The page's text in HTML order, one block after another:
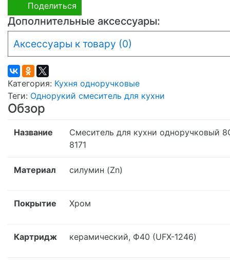
Поделиться
Дополнительные аксессуары:
Аксессуары к товару (0)
Категория: Кухня одноручковые
Теги: Однорукий смеситель для кухни
Обзор
Название
Смеситель для кухни одноручковый
8171
Материал силумин (Zn)
Покрытие Хром
Картридж керамический, Ф40 (UFX-1246)